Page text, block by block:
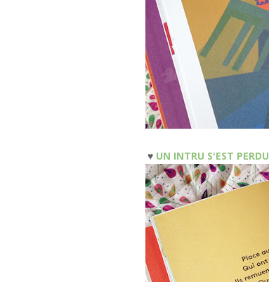
♥ UN INTRU S'EST PERDU